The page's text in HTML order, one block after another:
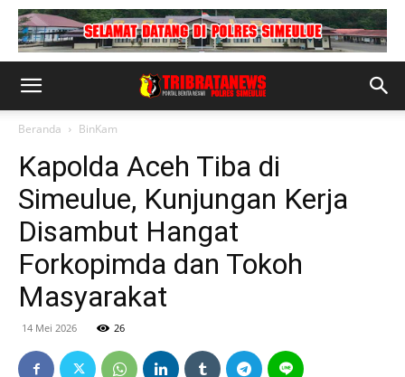
Beranda BinKam
Kapolda Aceh Tiba di
Simeulue, Kunjungan Kerja
Disambut Hangat
Forkopimda dan Tokoh
Masyarakat
14 Mei 2026 26